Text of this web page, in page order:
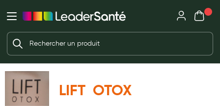
Ma Pharmacie LeaderSanté
Ouvrir l'application
Ouvrir
Mon
Votre panier est vide
Beauté et soin
Visage
Corps LIFT OTOX